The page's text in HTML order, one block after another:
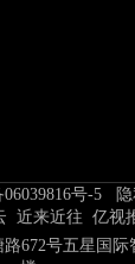
号-5
近来近往 亿视
672号五星国际